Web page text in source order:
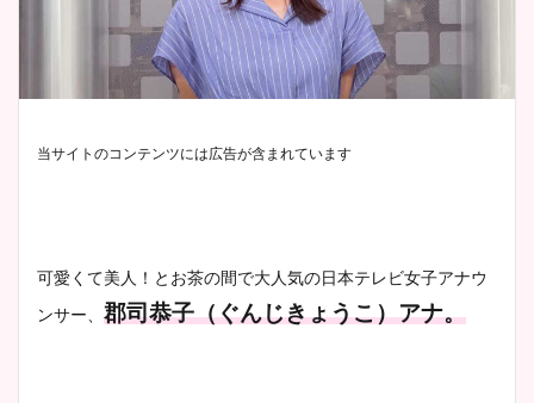
当サイトのコンテンツには広告が含まれています
可愛くて美人！とお茶の間で大人気の日本テレビ女子アナウ
ンサー、 郡司恭子（ぐんじきょうこ）アナ。